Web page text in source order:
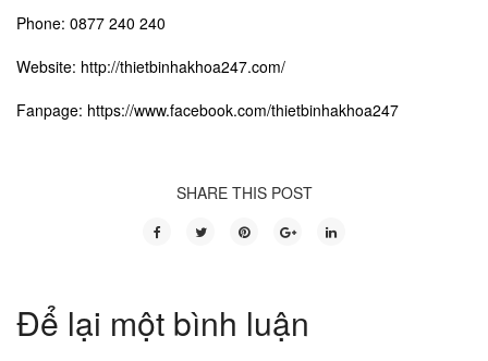
Phone: 0877 240 240
Website: http://thietbinhakhoa247.com/
Fanpage: https://www.facebook.com/thietbinhakhoa247
SHARE THIS POST
Để lại một bình luận